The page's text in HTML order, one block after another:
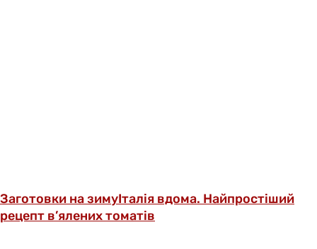
Заготовки на зимуІталія вдома. Найпростіший
рецепт в’ялених томатів